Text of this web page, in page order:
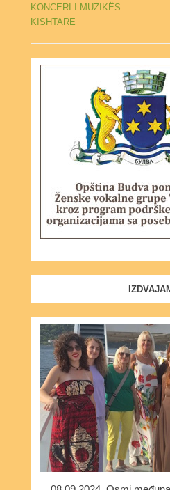
KONCERI I MUZIKËS
KISHTARE